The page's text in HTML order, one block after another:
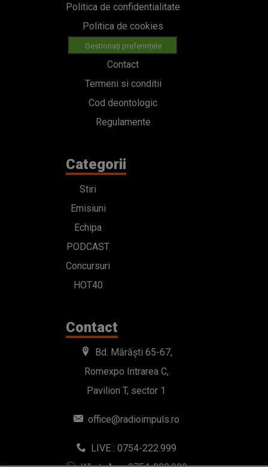
Politica de confidentialitate
Politica de cookies
Gestionați preferințele
Contact
Termeni si conditii
Cod deontologic
Regulamente
Categorii
Stiri
Emisiuni
Echipa
PODCAST
Concursuri
HOT40
Contact
Bd. Mărăști 65-67,
Romexpo Intrarea C,
Pavilion T, sector 1
office@radioimpuls.ro
LIVE : 0754-222.999